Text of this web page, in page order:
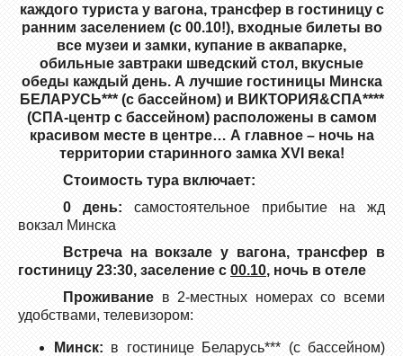
каждого туриста у вагона, трансфер в гостиницу с
ранним заселением (с 00.10!), входные билеты во
все музеи и замки, купание в аквапарке,
обильные завтраки шведский стол, вкусные
обеды каждый день. А лучшие гостиницы Минска
БЕЛАРУСЬ*** (с бассейном) и ВИКТОРИЯ&СПА****
(СПА-центр с бассейном) расположены в самом
красивом месте в центре… А главное – ночь на
территории старинного замка XVI века!
Стоимость тура включает:
0 день: самостоятельное прибытие на жд
вокзал Минска
Встреча на вокзале у вагона, трансфер в
гостиницу 23:30, заселение с 00.10, ночь в отеле
Проживание в 2-местных номерах со всеми
удобствами, телевизором:
Минск: в гостинице Беларусь*** (с бассейном)